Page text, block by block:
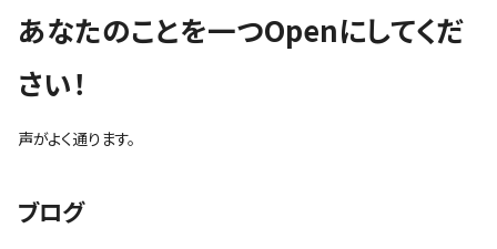
あなたのことを一つOpenにしてくだ
さい！
声がよく通ります。
ブログ